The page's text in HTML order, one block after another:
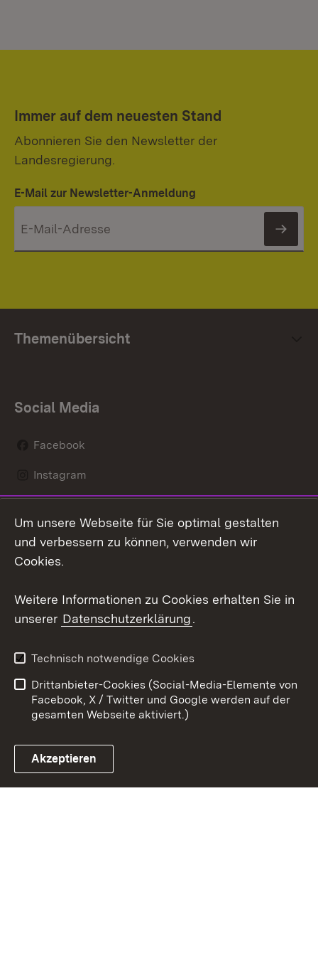
Immer auf dem neuesten Stand
Abonnieren Sie den Newsletter der
Landesregierung.
E-Mail zur Newsletter-Anmeldung
Themenübersicht
Social Media
Facebook
Instagram
Social Wall
Youtube
Link zum Landesportal
Kontakt
Datenschutz
Barrierefreiheit
Impressum Cookies
Um unsere Webseite für Sie optimal gestalten
und verbessern zu können, verwenden wir
Cookies.
Weitere Informationen zu Cookies erhalten Sie in
unserer Datenschutzerklärung.
Technisch notwendige Cookies
Drittanbieter-Cookies (Social-Media-Elemente von
Facebook, X / Twitter und Google werden auf der
gesamten Webseite aktiviert.)
Akzeptieren